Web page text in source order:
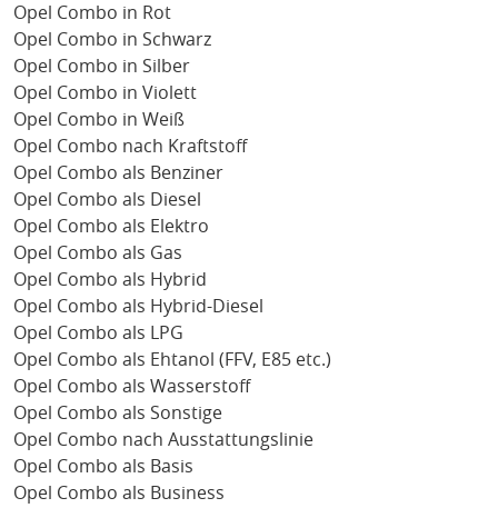
Opel Combo in Rot
Opel Combo in Schwarz
Opel Combo in Silber
Opel Combo in Violett
Opel Combo in Weiß
Opel Combo nach Kraftstoff
Opel Combo als Benziner
Opel Combo als Diesel
Opel Combo als Elektro
Opel Combo als Gas
Opel Combo als Hybrid
Opel Combo als Hybrid-Diesel
Opel Combo als LPG
Opel Combo als Ehtanol (FFV, E85 etc.)
Opel Combo als Wasserstoff
Opel Combo als Sonstige
Opel Combo nach Ausstattungslinie
Opel Combo als Basis
Opel Combo als Business